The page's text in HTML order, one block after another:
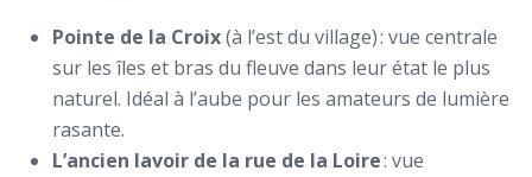
Pointe de la Croix(à l’est du village) : vue centrale
sur les îles et bras du fleuve dans leur état le plus
naturel. Idéal à l’aube pour les amateurs de lumière
rasante.
L’ancien lavoir de la rue de la Loire: vue